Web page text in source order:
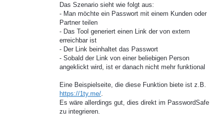
Das Szenario sieht wie folgt aus:
- Man möchte ein Passwort mit einem Kunden oder
Partner teilen
- Das Tool generiert einen Link der von extern
erreichbar ist
- Der Link beinhaltet das Passwort
- Sobald der Link von einer beliebigen Person
angeklickt wird, ist er danach nicht mehr funktional
Eine Beispielseite, die diese Funktion biete ist z.B.
https://1ty.me/.
Es wäre allerdings gut, dies direkt im PasswordSafe
zu integrieren.